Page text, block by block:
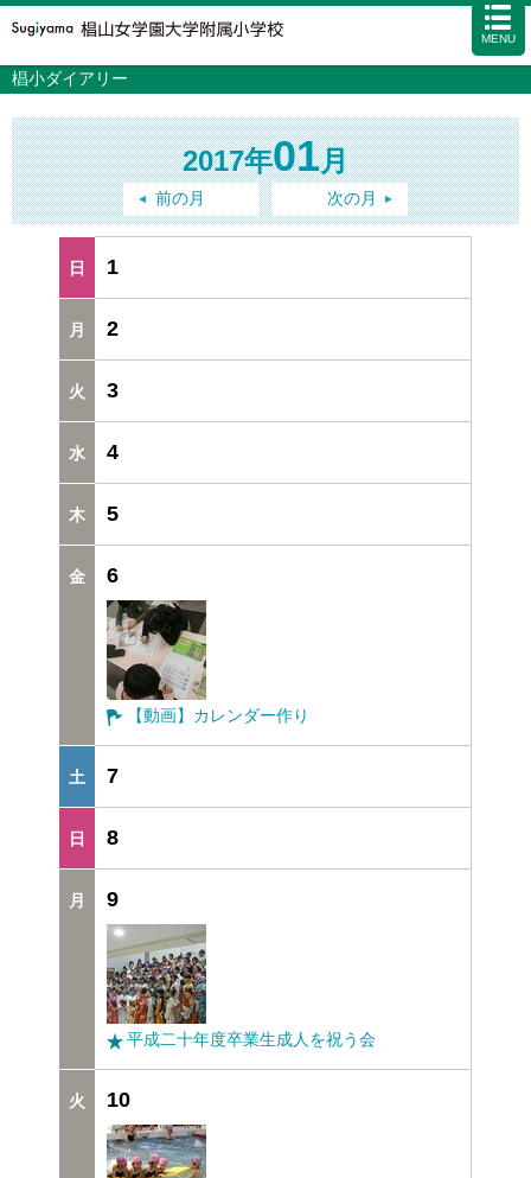
MENU
学校案内 カリキュラム
入試情報 学校生活
施設・設備
アクセス
椙小ダイアリー
2017年01月
前の月 次の月
1
2
3
4
5
6
【動画】カレンダー作り
7
8
9
平成二十年度卒業生成人を祝う会
10